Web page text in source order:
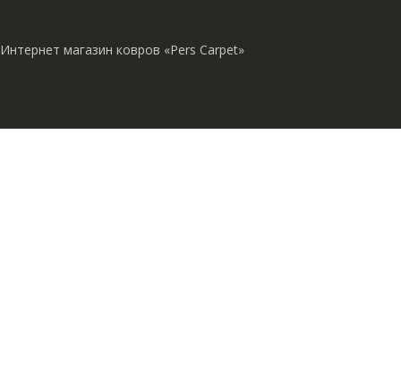
Интернет магазин ковров «Pers Carpet»